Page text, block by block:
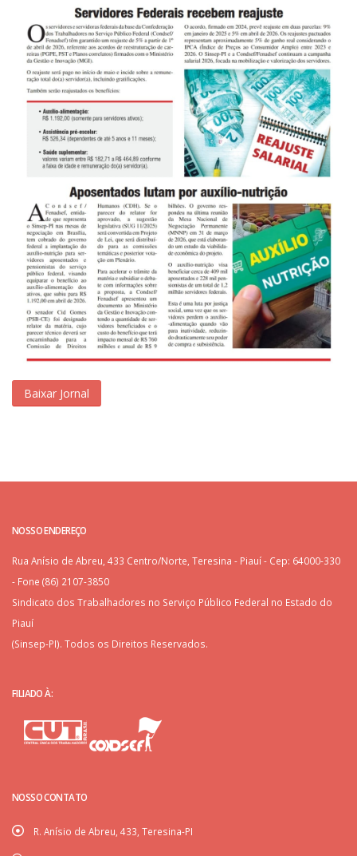
Baixar Jornal
NOSSO ENDEREÇO
Rua Anísio de Abreu, 433 Centro/Norte, Teresina - Piauí - Cep: 64000-330
- Fone (86) 2107-3850
Sindicato dos Trabalhadores no Serviço Público Federal no Estado do
Piauí
(Sinsep-PI). Todos os Direitos Reservados.
FILIADO À:
NOSSO CONTATO
R. Anísio de Abreu, 433, Teresina-PI